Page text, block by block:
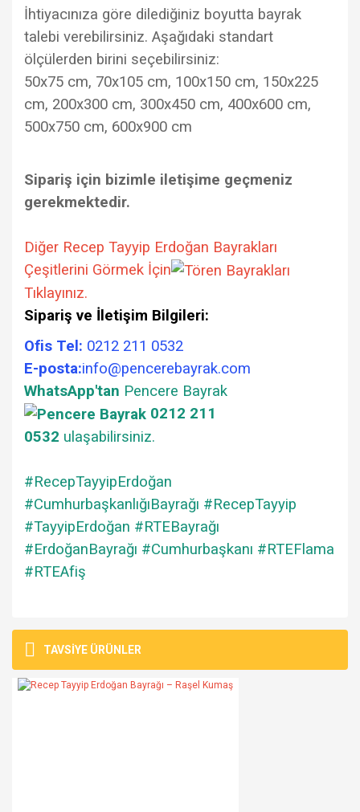
İhtiyacınıza göre dilediğiniz boyutta bayrak
talebi verebilirsiniz. Aşağıdaki standart
ölçülerden birini seçebilirsiniz:
50x75 cm, 70x105 cm, 100x150 cm, 150x225
cm, 200x300 cm, 300x450 cm, 400x600 cm,
500x750 cm, 600x900 cm
Sipariş için bizimle iletişime geçmeniz
gerekmektedir.
Diğer Recep Tayyip Erdoğan Bayrakları
Çeşitlerini Görmek İçin
Tıklayınız.
Sipariş ve İletişim Bilgileri:
Ofis Tel: 0212 211 0532
E-posta:info@pencerebayrak.com
WhatsApp'tan Pencere Bayrak
0212 211
0532 ulaşabilirsiniz.
#RecepTayyipErdoğan
#CumhurbaşkanlığıBayrağı #RecepTayyip
#TayyipErdoğan #RTEBayrağı
#ErdoğanBayrağı #Cumhurbaşkanı #RTEFlama
#RTEAfiş
Bu ürüne ilk yorumu siz yapın!
Ürün hakkında henüz soru sorulmamış.
kullanarak tarafımıza iletebilirsiniz.
Görüş ve önerileriniz için teşekkür ederiz.
TAVSİYE ÜRÜNLER